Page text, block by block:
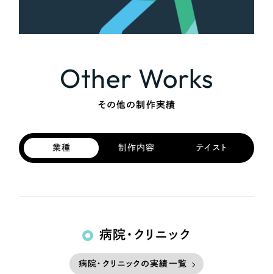
Other Works
その他の制作実績
業種 制作内容 テイスト
病院・クリニック
病院・クリニックの実績一覧